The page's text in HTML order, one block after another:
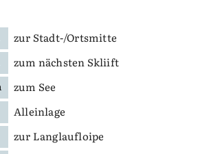
zur Stadt-/Ortsmitte
zum nächsten Skliift
zum See
Alleinlage
zur Langlaufloipe